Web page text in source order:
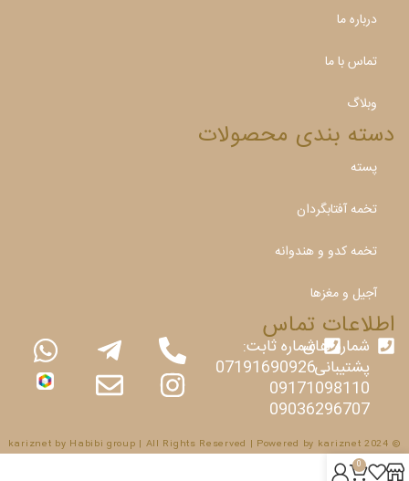
اطلاعات تماس
شماره های
پشتیبانی:
09171098110
09036296707
شماره ثابت:
07191690926
دسته بندی محصولات
پسته
تخمه آفتابگردان
تخمه کدو و هندوانه
آجیل و مغزها
درباره ما
تماس با ما
وبلاگ
© 2024 kariznet by Habibi group | All Rights Reserved | Powered by kariznet
0